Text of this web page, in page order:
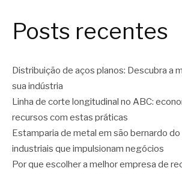
Posts recentes
Distribuição de aços planos: Descubra a
sua indústria
Linha de corte longitudinal no ABC:
recursos com estas práticas
Estamparia de metal em são bernardo
industriais que impulsionam negócios
Por que escolher a melhor empresa de